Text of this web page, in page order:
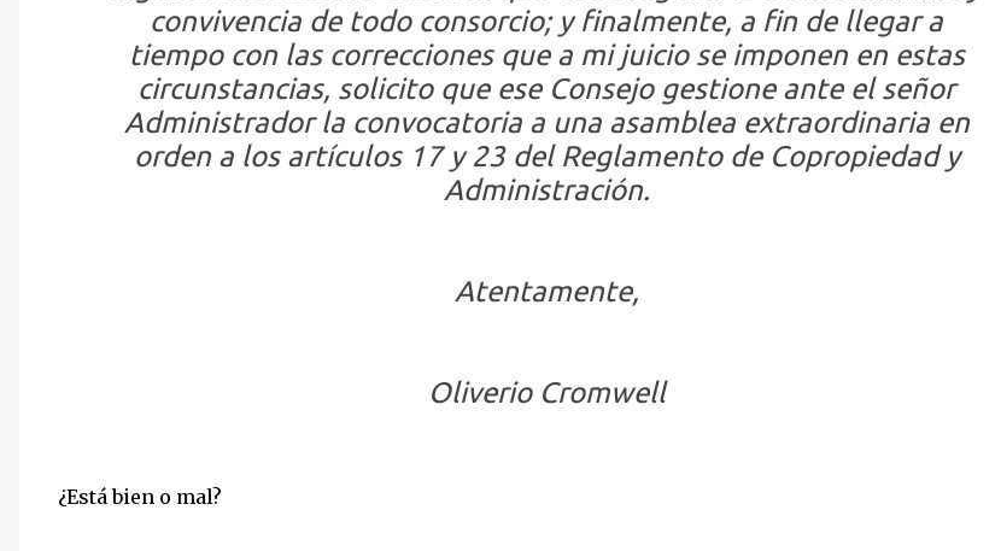
convivencia de todo consorcio; y finalmente, a fin de llegar a
tiempo con las correcciones que a mi juicio se imponen en estas
circunstancias, solicito que ese Consejo gestione ante el señor
Administrador la convocatoria a una asamblea extraordinaria en
orden a los artículos 17 y 23 del Reglamento de Copropiedad y
Administración.
Atentamente,
Oliverio Cromwell
¿Está bien o mal?